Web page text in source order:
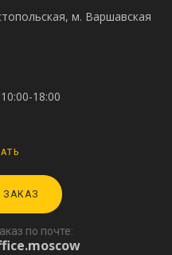
м. Варшавская
18:00
ЗАКАЗ
по почте: